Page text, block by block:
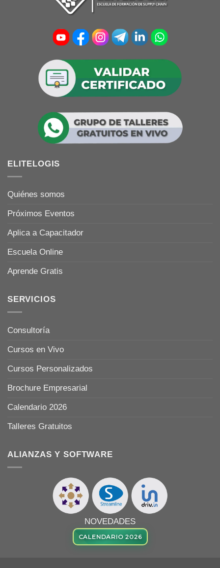
ELITELOGIS
Quiénes somos
Próximos Eventos
Aplica a Capacitador
Escuela Online
Aprende Gratis
SERVICIOS
Consultoría
Cursos en Vivo
Cursos Personalizados
Brochure Empresarial
Calendario 2026
Talleres Gratuitos
ALIANZAS Y SOFTWARE
NOVEDADES
CALENDARIO 2026